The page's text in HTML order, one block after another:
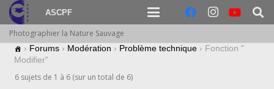
ASCPF
Photographier la Nature Sauvage
› Forums › Modération › Problème technique › Fonction "
Modifier"
6 sujets de 1 à 6 (sur un total de 6)